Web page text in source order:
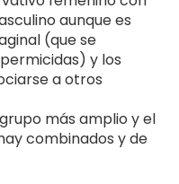
aunque es
(que se
y los
a otros
más amplio y el
combinados y de